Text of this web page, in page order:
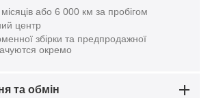
або 6 000 км за пробігом
центр
збірки та предпродажної
окремо
та обмін